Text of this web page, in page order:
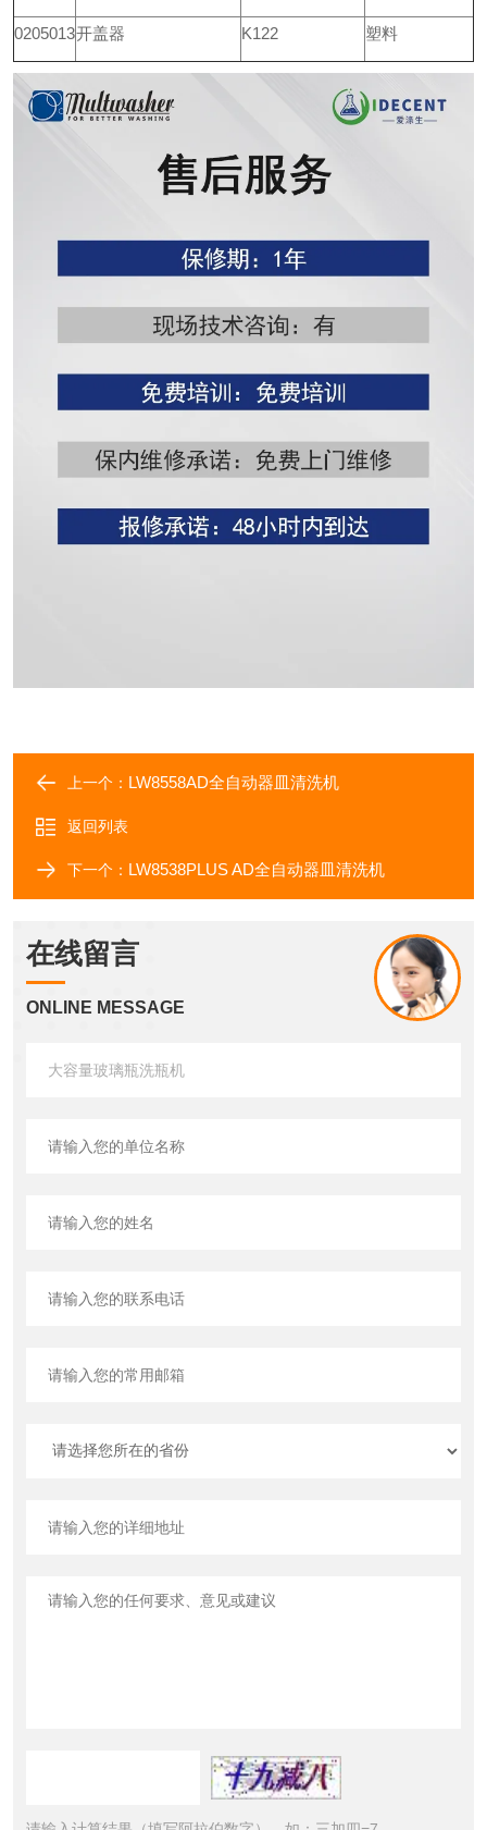
0205013开盖器 K122 塑料
上一个： LW8558AD全自动器皿清洗机
返回列表
下一个： LW8538PLUS AD全自动器皿清洗机
在线留言
ONLINE MESSAGE